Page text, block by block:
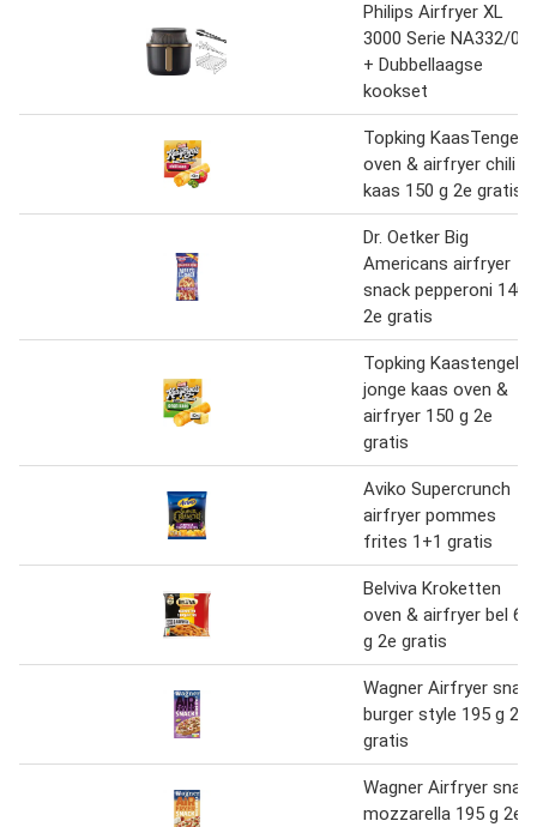
Philips Airfryer XL
3000 Serie NA332/00
+ Dubbellaagse
kookset
Topking KaasTengels
oven & airfryer chili
kaas 150 g 2e gratis
Dr. Oetker Big
Americans airfryer
snack pepperoni 140
2e gratis
Topking Kaastengels
jonge kaas oven &
airfryer 150 g 2e
gratis
Aviko Supercrunch
airfryer pommes
frites 1+1 gratis
Belviva Kroketten
oven & airfryer bel
g 2e gratis
Wagner Airfryer
burger style 195 g 2e
gratis
Wagner Airfryer
mozzarella 195 g 2e